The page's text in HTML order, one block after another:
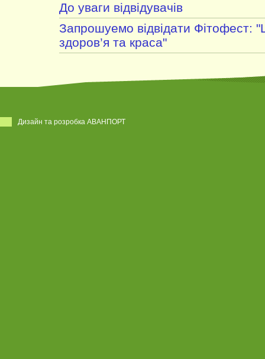
До уваги відвідувачів
Запрошуемо відвідати Фітофест:
здоров’я та краса"
Дизайн та розробка АВАНПОРТ